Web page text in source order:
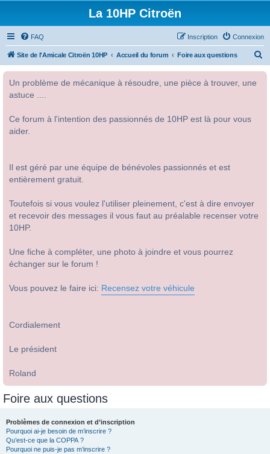
La 10HP Citroën
FAQ Connexion
Inscription
Site de l'Amicale Citroën 10HP Accueil du forum Foire aux questions
Un problème de mécanique à résoudre, une pièce à trouver, une
astuce ....
Ce forum à l'intention des passionnés de 10HP est là pour vous
aider.
Il est géré par une équipe de bénévoles passionnés et est
entièrement gratuit.
Toutefois si vous voulez l'utiliser pleinement, c'est à dire envoyer
et recevoir des messages il vous faut au préalable recenser votre
10HP.
Une fiche à compléter, une photo à joindre et vous pourrez
échanger sur le forum !
Vous pouvez le faire ici: Recensez votre véhicule
Cordialement
Le président
Roland
Foire aux questions
Problèmes de connexion et d’inscription
Pourquoi ai-je besoin de m’inscrire ?
Qu’est-ce que la COPPA ?
Pourquoi ne puis-je pas m’inscrire ?